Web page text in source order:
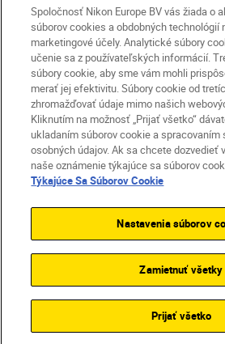
SK Nikon Sites
Kontakt
Oznámenie o ochrane
Podmienky používania
Nikon Store – zmluvné podmienky
Oznámenie týkajúce sa súborov
Prístupnosť
Nastavenia
© 2026 Nikon
Spoločnosť Nikon Europe BV vás žiada o
súborov cookies a obdobných technológií
marketingové účely. Analytické súbory
učenie sa z používateľských informácií.
súbory cookie, aby sme vám mohli
merať jej efektivitu. Súbory cookie od
zhromažďovať údaje mimo našich
Kliknutím na možnosť „Prijať všetko“
ukladaním súborov cookie a spracovaním
osobných údajov. Ak sa chcete dozvedieť
naše oznámenie týkajúce sa súborov
Týkajúce Sa Súborov Cookie
Nastavenia súborov
Zamietnuť všetky
Prijať všetko